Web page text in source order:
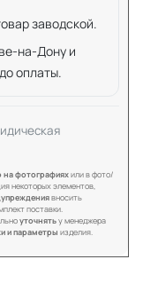
заводской.
на-Дону и
оплаты.
на фотографияхили в фото/
некоторых элементов,
вносить
поставки.
уточнятьу менеджера
и параметры изделия.